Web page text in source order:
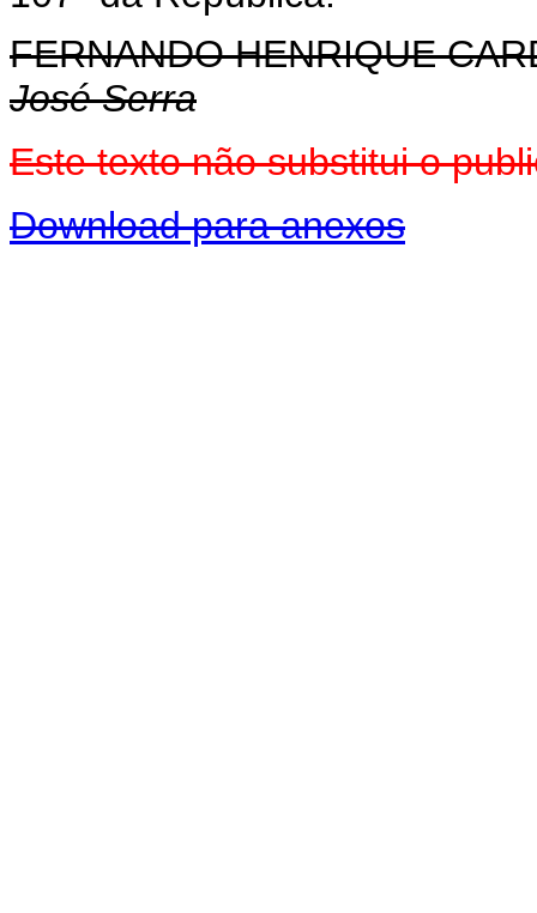
FERNANDO HENRIQUE
José Serra
Este texto não substitui o
Download para anexos